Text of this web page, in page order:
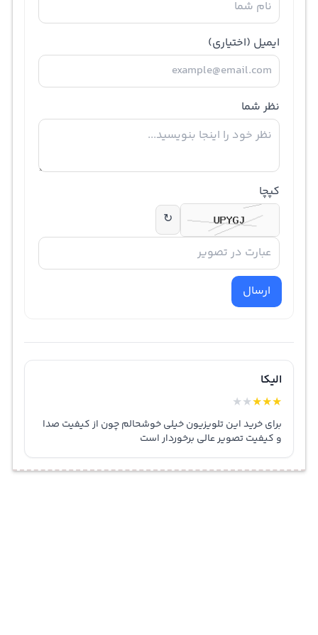
ایمیل (اختیاری)
نظر شما
کپچا
↻
ارسال
الیکا
★
★
★
★
★
برای خرید این تلویزیون خیلی خوشحالم چون از کیفیت صدا
و کیفیت تصویر عالی برخوردار است